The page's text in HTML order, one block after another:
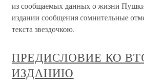
из сообщаемых данных о жизни
издании сообщения сомнительные
текста звездочкою.
ПРЕДИСЛОВИЕ КО
ИЗДАНИЮ